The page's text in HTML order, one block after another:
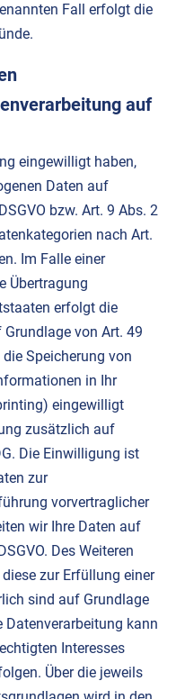
Fall erfolgt die
auf
eingewilligt haben,
Daten auf
bzw. Art. 9 Abs. 2
nach Art.
Im Falle einer
Übertragung
erfolgt die
von Art. 49
Speicherung von
in Ihr
eingewilligt
zusätzlich auf
Die Einwilligung ist
zur
vorvertraglicher
wir Ihre Daten auf
Des Weiteren
zur Erfüllung einer
sind auf Grundlage
Datenverarbeitung kann
Interesses
Über die jeweils